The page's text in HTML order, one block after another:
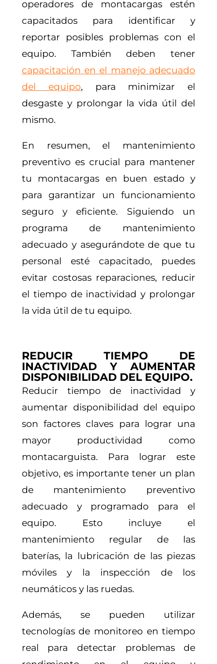
operadores de montacargas estén
capacitados para identificar y
reportar posibles problemas con el
equipo. También deben tener
capacitación en el manejo adecuado
del equipo, para minimizar el
desgaste y prolongar la vida útil del
mismo.
En resumen, el mantenimiento
preventivo es crucial para mantener
tu montacargas en buen estado y
para garantizar un funcionamiento
seguro y eficiente. Siguiendo un
programa de mantenimiento
adecuado y asegurándote de que tu
personal esté capacitado, puedes
evitar costosas reparaciones, reducir
el tiempo de inactividad y prolongar
la vida útil de tu equipo.
REDUCIR TIEMPO DE
INACTIVIDAD Y AUMENTAR
DISPONIBILIDAD DEL EQUIPO.
Reducir tiempo de inactividad y
aumentar disponibilidad del equipo
son factores claves para lograr una
mayor productividad como
montacarguista. Para lograr este
objetivo, es importante tener un plan
de mantenimiento preventivo
adecuado y programado para el
equipo. Esto incluye el
mantenimiento regular de las
baterías, la lubricación de las piezas
móviles y la inspección de los
neumáticos y las ruedas.
Además, se pueden utilizar
tecnologías de monitoreo en tiempo
real para detectar problemas de